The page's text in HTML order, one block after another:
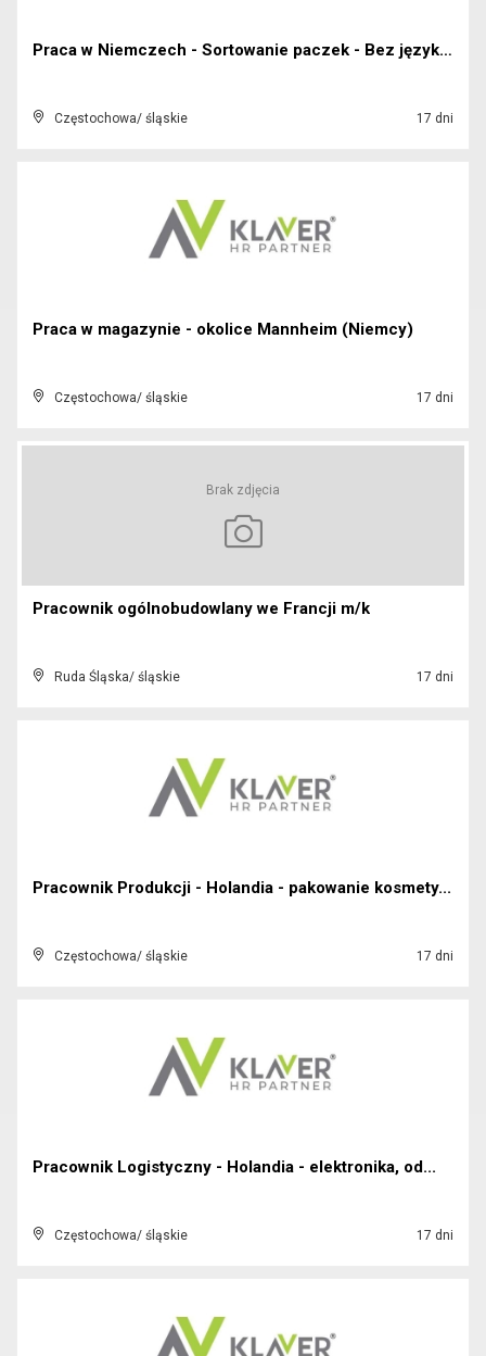
Praca w Niemczech - Sortowanie paczek - Bez języka...
Częstochowa/ śląskie 17 dni
Praca w magazynie - okolice Mannheim (Niemcy)
Częstochowa/ śląskie 17 dni
Brak zdjęcia
Pracownik ogólnobudowlany we Francji m/k
Ruda Śląska/ śląskie 17 dni
Pracownik Produkcji - Holandia - pakowanie kosmety...
Częstochowa/ śląskie 17 dni
Pracownik Logistyczny - Holandia - elektronika, od...
Częstochowa/ śląskie 17 dni